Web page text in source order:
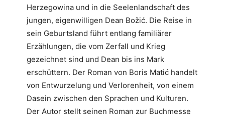
Herzegowina und in die Seelenlandschaft des
jungen, eigenwilligen Dean Božić. Die Reise in
sein Geburtsland führt entlang familiärer
Erzählungen, die vom Zerfall und Krieg
gezeichnet sind und Dean bis ins Mark
erschüttern. Der Roman von Boris Matić handelt
von Entwurzelung und Verlorenheit, von einem
Dasein zwischen den Sprachen und Kulturen.
Der Autor stellt seinen Roman zur Buchmesse